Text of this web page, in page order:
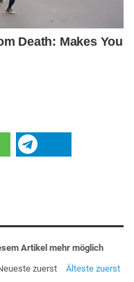
Artikel mehr möglich
zuerst
Älteste zuerst